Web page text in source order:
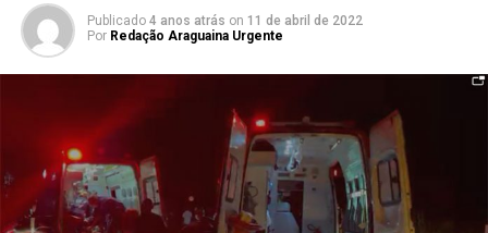
Publicado 4 anos atrás on 11 de abril de 2022
Por Redação Araguaina Urgente